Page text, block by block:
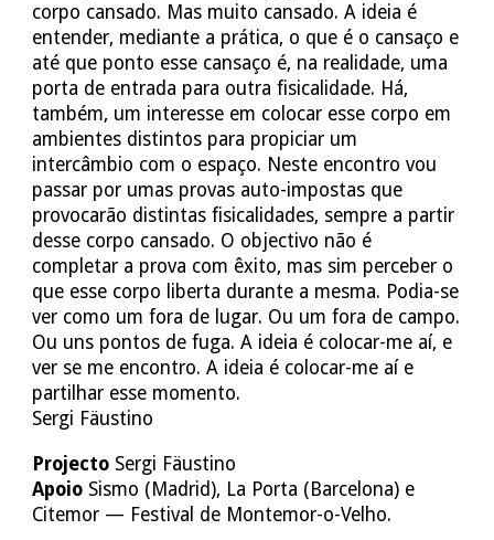
corpo cansado. Mas muito cansado. A ideia é
entender, mediante a prática, o que é o cansaço e
até que ponto esse cansaço é, na realidade, uma
porta de entrada para outra fisicalidade. Há,
também, um interesse em colocar esse corpo em
ambientes distintos para propiciar um
intercâmbio com o espaço. Neste encontro vou
passar por umas provas auto-impostas que
provocarão distintas fisicalidades, sempre a partir
desse corpo cansado. O objectivo não é
completar a prova com êxito, mas sim perceber o
que esse corpo liberta durante a mesma. Podia-se
ver como um fora de lugar. Ou um fora de campo.
Ou uns pontos de fuga. A ideia é colocar-me aí, e
ver se me encontro. A ideia é colocar-me aí e
partilhar esse momento.
Sergi Fäustino
Projecto Sergi Fäustino
Apoio Sismo (Madrid), La Porta (Barcelona) e
Citemor — Festival de Montemor-o-Velho.